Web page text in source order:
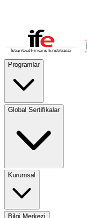
Programlar
Global Sertifikalar
Kurumsal
Bilgi Merkezi